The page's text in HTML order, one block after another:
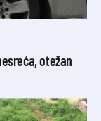
otežan